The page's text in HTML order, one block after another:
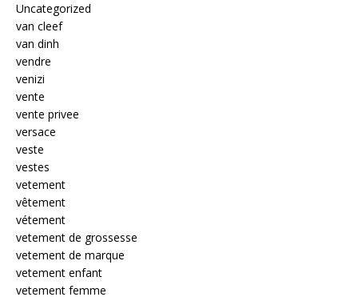
Uncategorized
van cleef
van dinh
vendre
venizi
vente
vente privee
versace
veste
vestes
vetement
vêtement
vétement
vetement de grossesse
vetement de marque
vetement enfant
vetement femme